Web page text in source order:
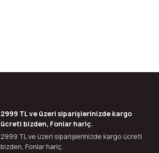
2999 TL ve üzeri siparişlerinizde kargo
ücreti bizden, Fonlar hariç.
2999 TL ve üzeri siparişlerinizde kargo ücreti
bizden, Fonlar hariç.